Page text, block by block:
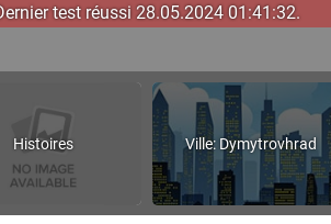
test réussi 28.05.2024 01:41:32.
Histoires Ville: Dymytrovhrad